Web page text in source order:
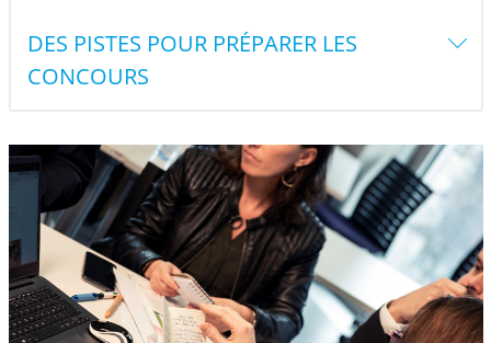
DES PISTES POUR PRÉPARER LES
CONCOURS